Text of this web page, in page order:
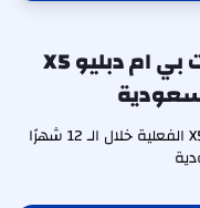
أسعار البيع الأخيرة لسيارات بي ام دبليو X5
استنادًا إلى معاملات سيارات بي ام دبليو X5 الفعلية خلال الـ 12 شهرًا